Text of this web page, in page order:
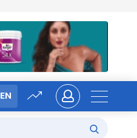
EN